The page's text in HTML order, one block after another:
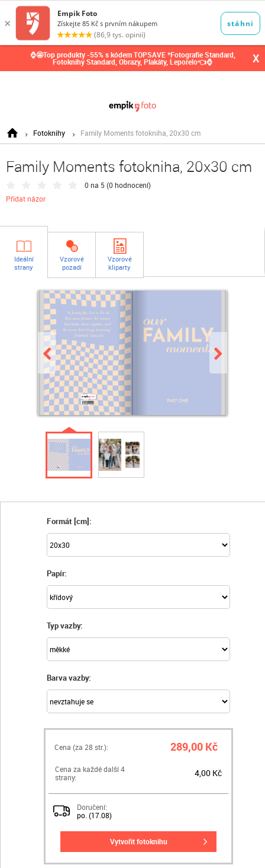
⌚🤩Top produkty -55% s kódem TOPSAVE *Fotografie Standard,
Fotoknihy Standard, Obrazy, Plakáty, Leporelo👈⌚ X
Fotoknihy Family Moments fotokniha, 20x30 cm
Family Moments fotokniha, 20x30 cm
0 na 5 (0 hodnocení)
Přidat názor
Ideální
strany
Vzorové
pozadí
Vzorové
kliparty
Formát [cm]:
Papír:
Typ vazby:
Barva vazby:
Cena (za 28 str.): 289,00 Kč
Cena za každé další 4
strany:
4,00 Kč
Doručení:
po. (17.08)
vytvořit fotoknihu